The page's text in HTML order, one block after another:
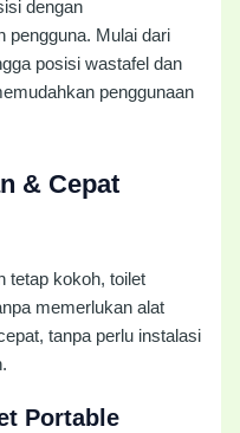
dengan
pengguna. Mulai dari
posisi wastafel dan
penggunaan
& Cepat
tetap kokoh, toilet
memerlukan alat
tanpa perlu instalasi
Portable